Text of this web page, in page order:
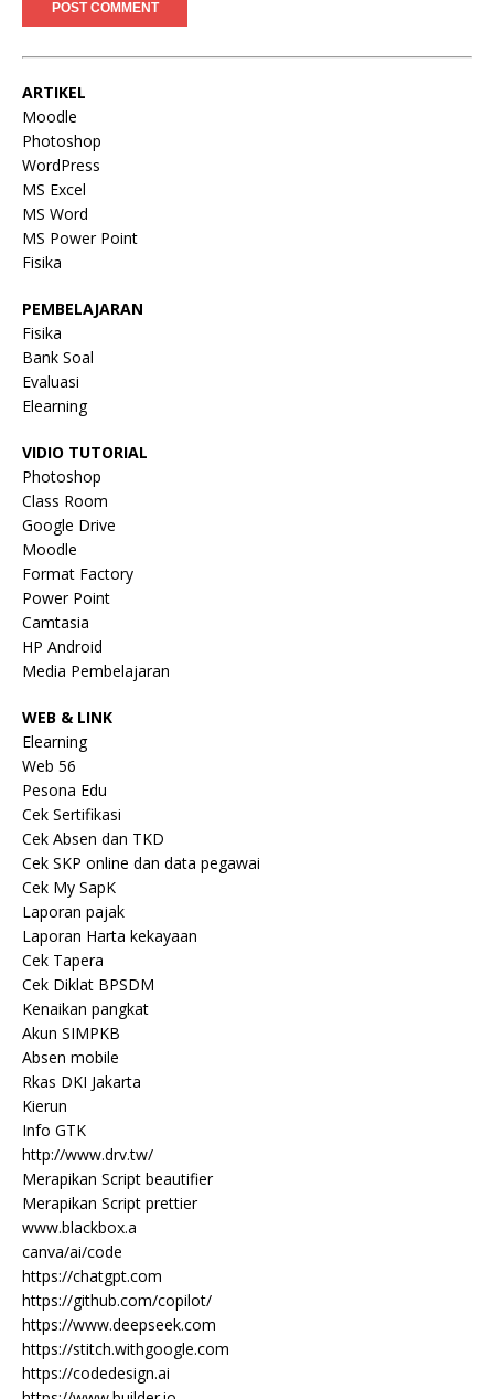
ARTIKEL
Moodle
Photoshop
WordPress
MS Excel
MS Word
MS Power Point
Fisika
PEMBELAJARAN
Fisika
Bank Soal
Evaluasi
Elearning
VIDIO TUTORIAL
Photoshop
Class Room
Google Drive
Moodle
Format Factory
Power Point
Camtasia
HP Android
Media Pembelajaran
WEB & LINK
Elearning
Web 56
Pesona Edu
Cek Sertifikasi
Cek Absen dan TKD
Cek SKP online dan data pegawai
Cek My SapK
Laporan pajak
Laporan Harta kekayaan
Cek Tapera
Cek Diklat BPSDM
Kenaikan pangkat
Akun SIMPKB
Absen mobile
Rkas DKI Jakarta
Kierun
Info GTK
http://www.drv.tw/
Merapikan Script beautifier
Merapikan Script prettier
www.blackbox.a
canva/ai/code
https://chatgpt.com
https://github.com/copilot/
https://www.deepseek.com
https://stitch.withgoogle.com
https://codedesign.ai